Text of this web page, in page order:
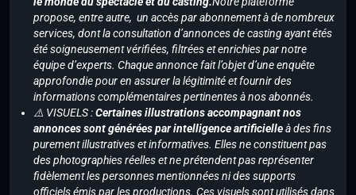
propose, entre autre, un accès par abonnement à de nombreux
services, dont la consultation d’annonces de casting ayant étés
été soigneusement vérifiées, filtrées et enrichies par notre
équipe d’experts. Chaque annonce fait l’objet d’une enquête
approfondie pour en assurer la légitimité et fournir des
informations complémentaires pertinentes à nos abonnés.
⚠️ VISUELS :Certaines illustrations accompagnant nos
annonces sont générées par intelligence artificielleà des fins
purement illustratives et informatives. Elles ne constituent pas
des photographies réelles et ne prétendent pas représenter
fidèlement les personnes mentionnées ni des supports
officiels émis par les productions. Ces visuels sont utilisés dans